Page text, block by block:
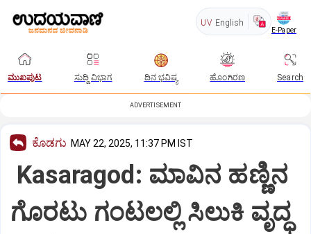
UV English
E-Paper
ಮುಖಪುಟ ಸುದ್ದಿ ವಿಭಾಗ ದಿನ ಭವಿಷ್ಯ ಹೊಂಗಿರಣ Search
ADVERTISEMENT
ಕೊಡಗು MAY 22, 2025, 11:37 PM IST
Kasaragod: ಮಾವಿನ ಹಣ್ಣಿನ
ಗೊರಟು ಗಂಟಲಲ್ಲಿ ಸಿಲುಕಿ ವೃದ್ಧ